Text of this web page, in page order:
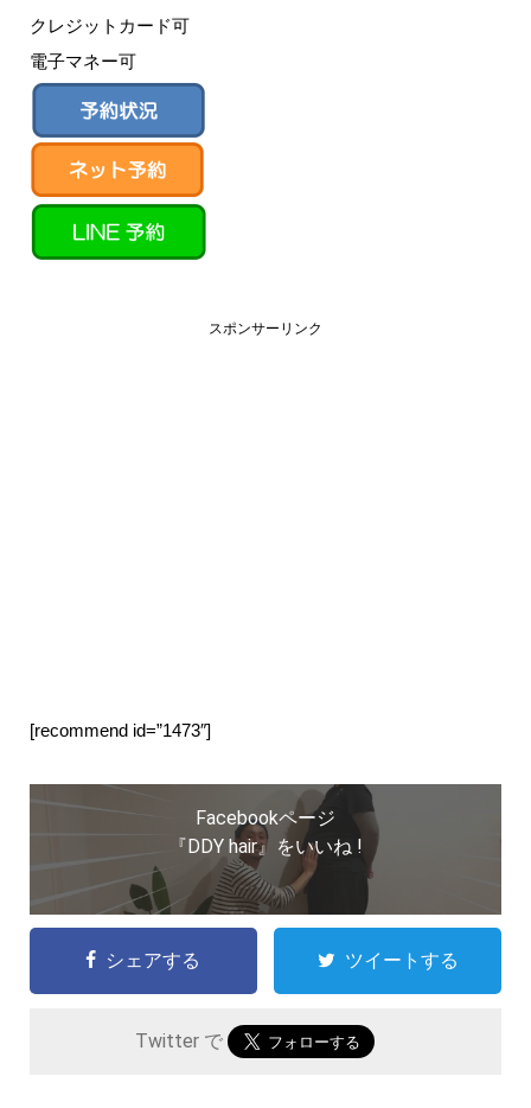
クレジットカード可
電子マネー可
スポンサーリンク
[recommend id=”1473″]
Facebookページ
『DDY hair』をいいね !
シェアする ツイートする
Twitter で